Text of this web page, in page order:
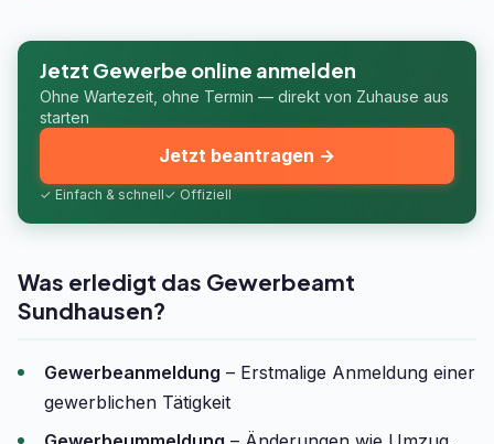
Jetzt Gewerbe online anmelden
Ohne Wartezeit, ohne Termin — direkt von Zuhause aus
starten
✓ Einfach & schnell✓ Offiziell
Jetzt beantragen →
Was erledigt das Gewerbeamt
Sundhausen?
Gewerbeanmeldung – Erstmalige Anmeldung einer
gewerblichen Tätigkeit